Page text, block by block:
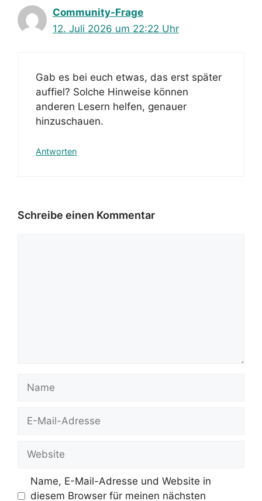
Community-Frage
12. Juli 2026 um 22:22 Uhr
Gab es bei euch etwas, das erst später
auffiel? Solche Hinweise können
anderen Lesern helfen, genauer
hinzuschauen.
Antworten
Schreibe einen Kommentar
Name
Website
Name, E-Mail-Adresse und Website in
diesem Browser für meinen nächsten